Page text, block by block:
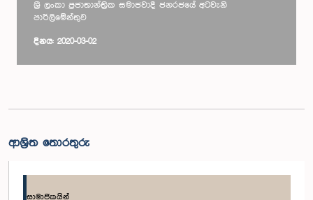
ශ්‍රී ලංකා ප්‍රජාතාන්ත්‍රික සමාජවාදී ජනරජයේ අටවැනි
පාර්ලිමේන්තුව
දිනය: 2020-03-02
ආශ්‍රිත තොරතුරු
සාමාජිකයින්